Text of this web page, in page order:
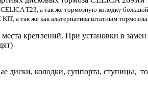
T23, а так же тормозную колодку
а так же как альтернатива штатным
креплений. При установки в
диски, колодки, суппорта, ступицы,